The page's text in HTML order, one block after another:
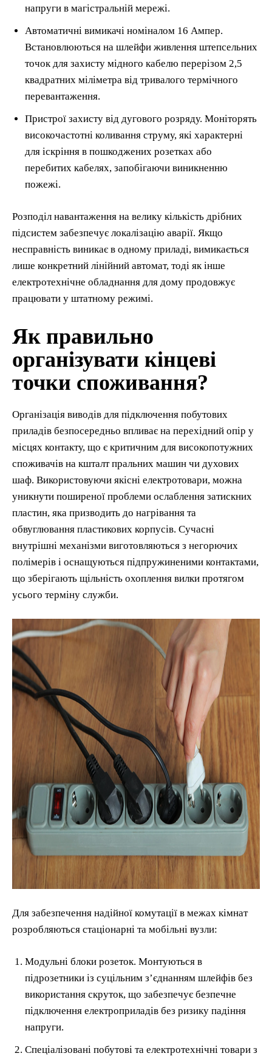
напруги в магістральній мережі.
Автоматичні вимикачі номіналом 16 Ампер.
Встановлюються на шлейфи живлення штепсельних
точок для захисту мідного кабелю перерізом 2,5
квадратних міліметра від тривалого термічного
перевантаження.
Пристрої захисту від дугового розряду. Моніторять
високочастотні коливання струму, які характерні
для іскріння в пошкоджених розетках або
перебитих кабелях, запобігаючи виникненню
пожежі.
Розподіл навантаження на велику кількість дрібних
підсистем забезпечує локалізацію аварії. Якщо
несправність виникає в одному приладі, вимикається
лише конкретний лінійний автомат, тоді як інше
електротехнічне обладнання для дому продовжує
працювати у штатному режимі.
Як правильно
організувати кінцеві
точки споживання?
Організація виводів для підключення побутових
приладів безпосередньо впливає на перехідний опір у
місцях контакту, що є критичним для високопотужних
споживачів на кшталт пральних машин чи духових
шаф. Використовуючи якісні електротовари, можна
уникнути поширеної проблеми ослаблення затискних
пластин, яка призводить до нагрівання та
обвуглювання пластикових корпусів. Сучасні
внутрішні механізми виготовляються з негорючих
полімерів і оснащуються підпружиненими контактами,
що зберігають щільність охоплення вилки протягом
усього терміну служби.
Для забезпечення надійної комутації в межах кімнат
розробляються стаціонарні та мобільні вузли:
Модульні блоки розеток. Монтуються в
підрозетники із суцільним з’єднанням шлейфів без
використання скруток, що забезпечує безпечне
підключення електроприладів без ризику падіння
напруги.
Спеціалізовані побутові та електротехнічні товари з